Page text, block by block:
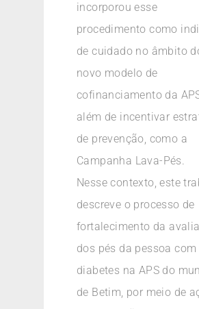
incorporou esse
procedimento como
de cuidado no âmbito
novo modelo de
cofinanciamento da
além de incentivar
de prevenção, como a
Campanha Lava-Pés.
Nesse contexto, este
descreve o processo de
fortalecimento da
dos pés da pessoa com
diabetes na APS do
de Betim, por meio de